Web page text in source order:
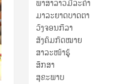
ພາສາລາວມື້ລະຄຳ
ມາລະຍາດບາດຕາ
ວົງຈອນກີລາ
ສັງຄົມກົດໝາຍ
ສາລະໜ້າຮູ້
ສຶກສາ
ສຸ​ຂະ​ພາບ